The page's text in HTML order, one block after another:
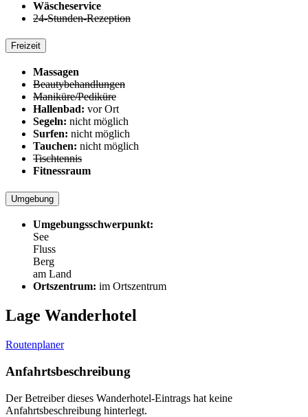
Wäscheservice
24-Stunden-Rezeption
Freizeit
Massagen
Beautybehandlungen
Maniküre/Pediküre
Hallenbad: vor Ort
Segeln: nicht möglich
Surfen: nicht möglich
Tauchen: nicht möglich
Tischtennis
Fitnessraum
Umgebung
Umgebungsschwerpunkt:
See
Fluss
Berg
am Land
Ortszentrum: im Ortszentrum
Lage Wanderhotel
Routenplaner
Anfahrtsbeschreibung
Der Betreiber dieses Wanderhotel-Eintrags hat keine
Anfahrtsbeschreibung hinterlegt.